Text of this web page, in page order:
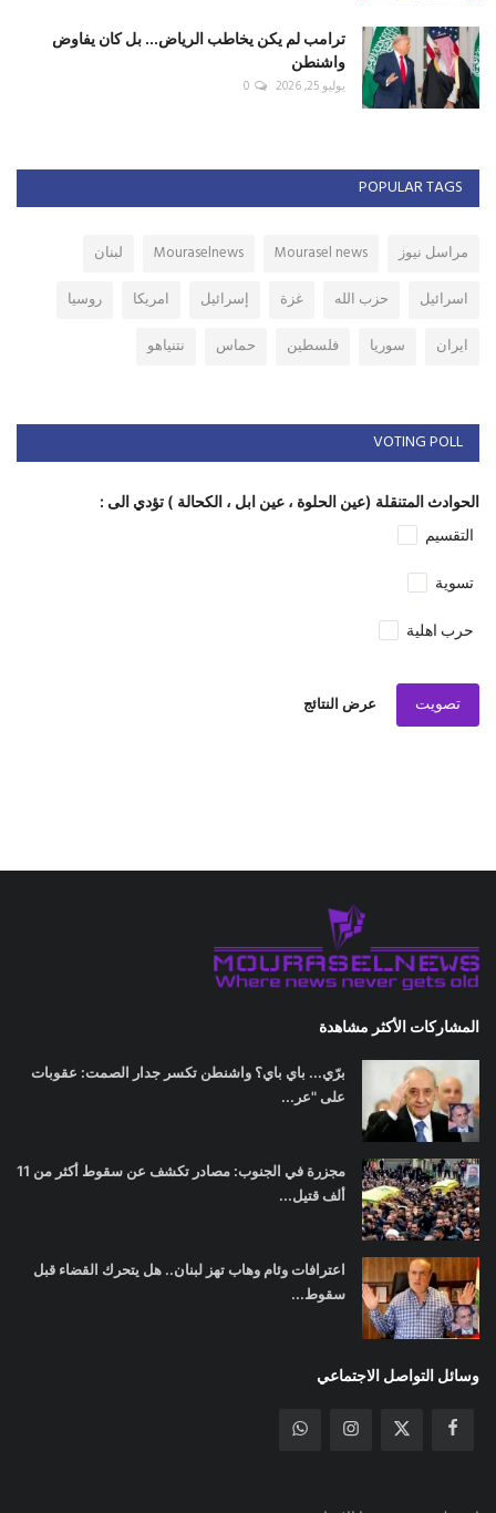
ترامب لم يكن يخاطب الرياض... بل كان يفاوض
واشنطن
يوليو 25, 2026 0
POPULAR TAGS
مراسل نيوز Mourasel news
Mouraselnews
لبنان
اسرائيل
حزب الله غزة إسرائيل امريكا
روسيا
ايران
سوريا فلسطين حماس نتنياهو
VOTING POLL
الحوادث المتنقلة (عين الحلوة ، عين ابل ، الكحالة ) تؤدي الى :
التقسيم
تسوية
حرب اهلية
تصويت عرض النتائج
المشاركات الأكثر مشاهدة
برّي... باي باي؟ واشنطن تكسر جدار الصمت: عقوبات
على "عر...
مجزرة في الجنوب: مصادر تكشف عن سقوط أكثر من 11
ألف قتيل...
اعترافات وئام وهاب تهز لبنان.. هل يتحرك القضاء قبل
سقوط...
وسائل التواصل الاجتماعي